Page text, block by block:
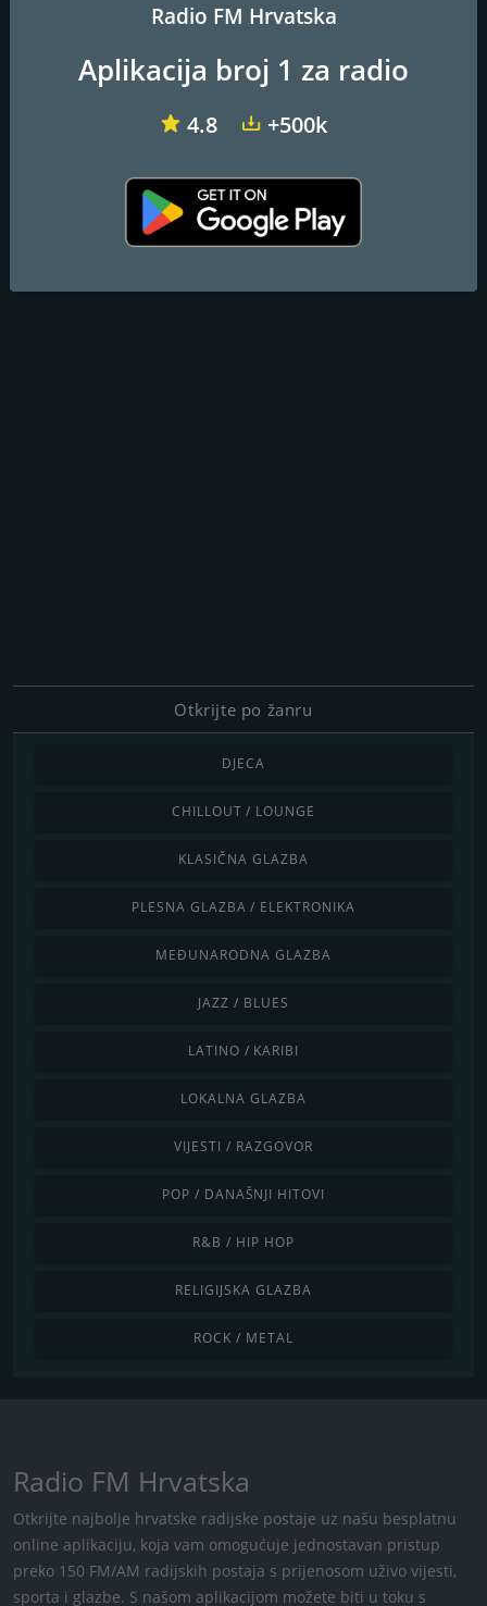
http://www.radio-ritam-klanjec.eu
Adresa:Klanjec, Zagorska 5
info@radio-ritam-klanjec.eu
Otkrijte po žanru
DJECA
CHILLOUT / LOUNGE
KLASIČNA GLAZBA
PLESNA GLAZBA / ELEKTRONIKA
MEĐUNARODNA GLAZBA
JAZZ / BLUES
LATINO / KARIBI
LOKALNA GLAZBA
VIJESTI / RAZGOVOR
POP / DANAŠNJI HITOVI
R&B / HIP HOP
RELIGIJSKA GLAZBA
ROCK / METAL
Radio FM Hrvatska
Otkrijte najbolje hrvatske radijske postaje uz našu besplatnu
online aplikaciju, koja vam omogućuje jednostavan pristup
preko 150 FM/AM radijskih postaja s ​​prijenosom uživo vijesti,
sporta i glazbe. S našom aplikacijom možete biti u toku s
Radio FM Hrvatska
Aplikacija broj 1 za radio
4.8 +500k